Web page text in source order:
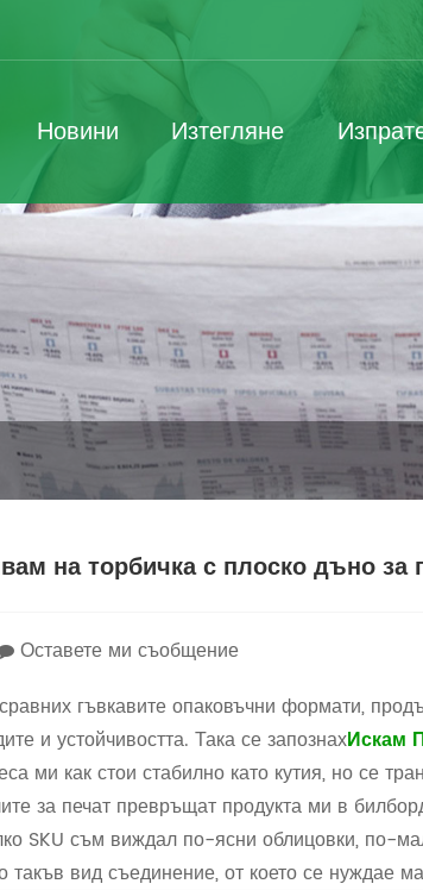
Новини Изтегляне
на торбичка с плоско дъно за
Оставете ми съобщение
гъвкавите опаковъчни формати,
и устойчивостта. Така се запознахИскам
ми как стои стабилно като кутия, но се
за печат превръщат продукта ми в
SKU съм виждал по-ясни облицовки, по-
такъв вид съединение, от което се нуждае